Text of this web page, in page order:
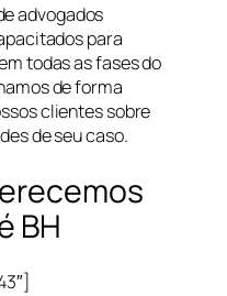
advogados
para
todas as fases do
de forma
clientes sobre
de seu caso.
BH